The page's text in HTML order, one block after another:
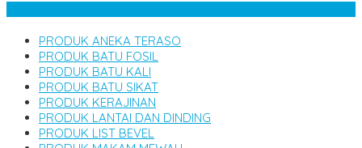
PRODUK ANEKA TERASO
PRODUK BATU FOSIL
PRODUK BATU KALI
PRODUK BATU SIKAT
PRODUK KERAJINAN
PRODUK LANTAI DAN DINDING
PRODUK LIST BEVEL